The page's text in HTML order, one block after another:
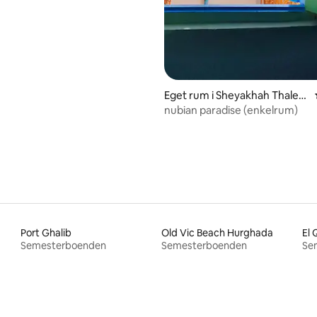
Eget rum i Sheyakhah Thaleth
ah
nubian paradise (enkelrum)
Port Ghalib
Semesterboenden
Old Vic Beach Hurghada
Semesterboenden
El